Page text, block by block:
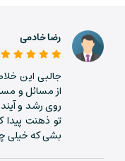
دوست واقعی، قدرت
در دنیایی که پر از
محاسبه‌شده‌ست. مثل
لازم نیست همیشه
باشی. می‌تونی
چطور ادامه بدی.
رضا خادمی
جالبی این
از مسائل و
روی رشد و
تو ذهنت پیدا
بشی که خیلی